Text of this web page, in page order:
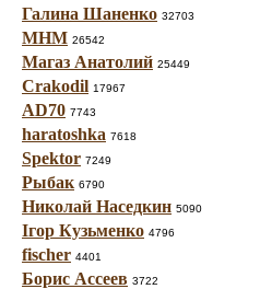
Галина Шаненко 32703
МНМ 26542
Магаз Анатолий 25449
Crakodil 17967
AD70 7743
haratoshka 7618
Spektor 7249
Рыбак 6790
Николай Наседкин 5090
Ігор Кузьменко 4796
fischer 4401
Борис Ассеев 3722